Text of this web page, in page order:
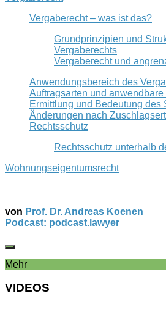
Vergaberecht – was ist das?
Grundprinzipien und
Vergaberechts
Vergaberecht und
Anwendungsbereich des
Auftragsarten und anwendbare
Ermittlung und Bedeutung des
Änderungen nach
Rechtsschutz
Rechtsschutz unterhalb
Wohnungseigentumsrecht
von Prof. Dr. Andreas Koenen
Podcast: podcast.lawyer
Mehr
VIDEOS